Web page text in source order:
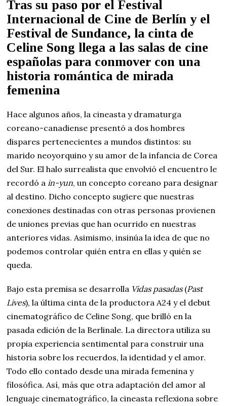
Tras su paso por el Festival
Internacional de Cine de Berlín y el
Festival de Sundance, la cinta de
Celine Song llega a las salas de cine
españolas para conmover con una
historia romántica de mirada
femenina
Hace algunos años, la cineasta y dramaturga
coreano-canadiense presentó a dos hombres
dispares pertenecientes a mundos distintos: su
marido neoyorquino y su amor de la infancia de Corea
del Sur. El halo surrealista que envolvió el encuentro le
recordó a in-yun, un concepto coreano para designar
al destino. Dicho concepto sugiere que nuestras
conexiones destinadas con otras personas provienen
de uniones previas que han ocurrido en nuestras
anteriores vidas. Asimismo, insinúa la idea de que no
podemos controlar quién entra en ellas y quién se
queda.
Bajo esta premisa se desarrolla Vidas pasadas(Past
Lives), la última cinta de la productora A24 y el debut
cinematográfico de Celine Song, que brilló en la
pasada edición de la Berlinale. La directora utiliza su
propia experiencia sentimental para construir una
historia sobre los recuerdos, la identidad y el amor.
Todo ello contado desde una mirada femenina y
filosófica. Así, más que otra adaptación del amor al
lenguaje cinematográfico, la cineasta reflexiona sobre